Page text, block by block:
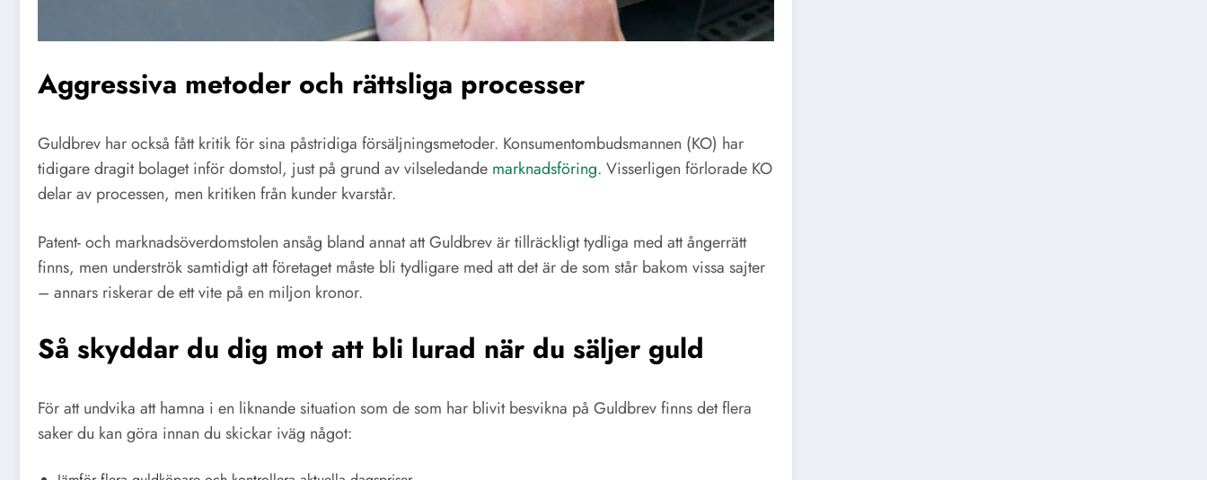
Aggressiva metoder och rättsliga processer
Guldbrev har också fått kritik för sina påstridiga försäljningsmetoder. Konsumentombudsmannen (KO) har
tidigare dragit bolaget inför domstol, just på grund av vilseledande marknadsföring. Visserligen förlorade KO
delar av processen, men kritiken från kunder kvarstår.
Patent- och marknadsöverdomstolen ansåg bland annat att Guldbrev är tillräckligt tydliga med att ångerrätt
finns, men underströk samtidigt att företaget måste bli tydligare med att det är de som står bakom vissa sajter
– annars riskerar de ett vite på en miljon kronor.
Så skyddar du dig mot att bli lurad när du säljer guld
För att undvika att hamna i en liknande situation som de som har blivit besvikna på Guldbrev finns det flera
saker du kan göra innan du skickar iväg något: